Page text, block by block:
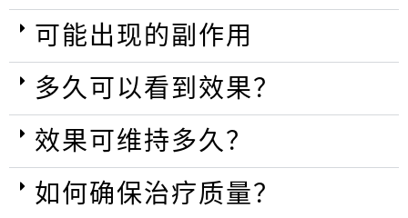
可能出现的副作用
多久可以看到效果？
效果可维持多久？
如何确保治疗质量？